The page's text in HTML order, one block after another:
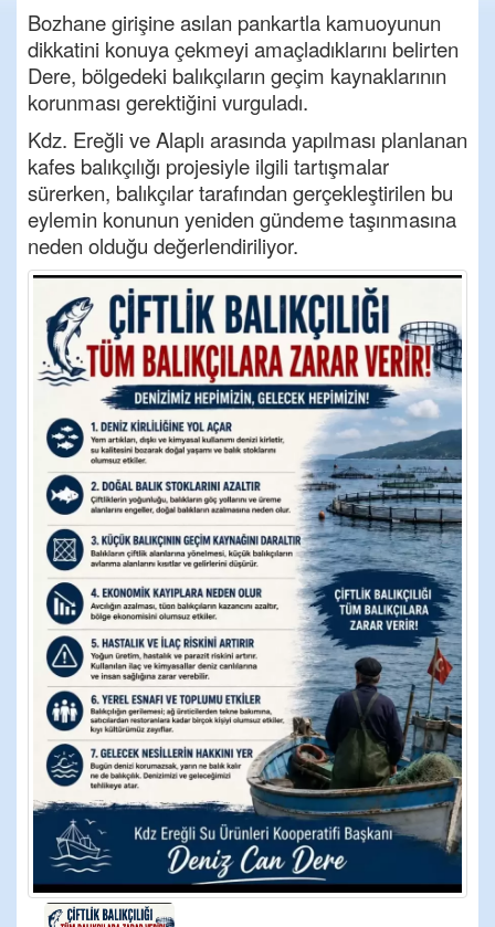
Bozhane girişine asılan pankartla kamuoyunun
dikkatini konuya çekmeyi amaçladıklarını belirten
Dere, bölgedeki balıkçıların geçim kaynaklarının
korunması gerektiğini vurguladı.
Kdz. Ereğli ve Alaplı arasında yapılması planlanan
kafes balıkçılığı projesiyle ilgili tartışmalar
sürerken, balıkçılar tarafından gerçekleştirilen bu
eylemin konunun yeniden gündeme taşınmasına
neden olduğu değerlendiriliyor.